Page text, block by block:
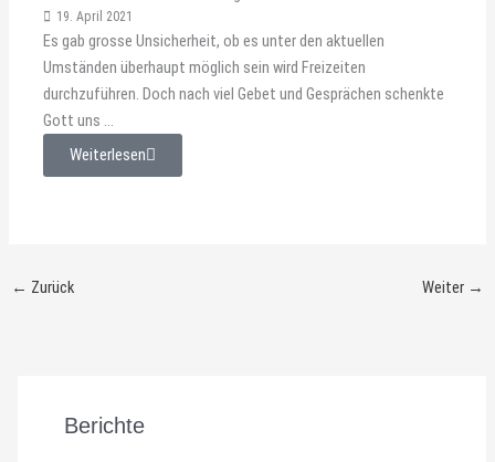
19. April 2021
Es gab grosse Unsicherheit, ob es unter den aktuellen
Umständen überhaupt möglich sein wird Freizeiten
durchzuführen. Doch nach viel Gebet und Gesprächen schenkte
Gott uns ...
Weiterlesen
← Zurück Weiter →
Berichte